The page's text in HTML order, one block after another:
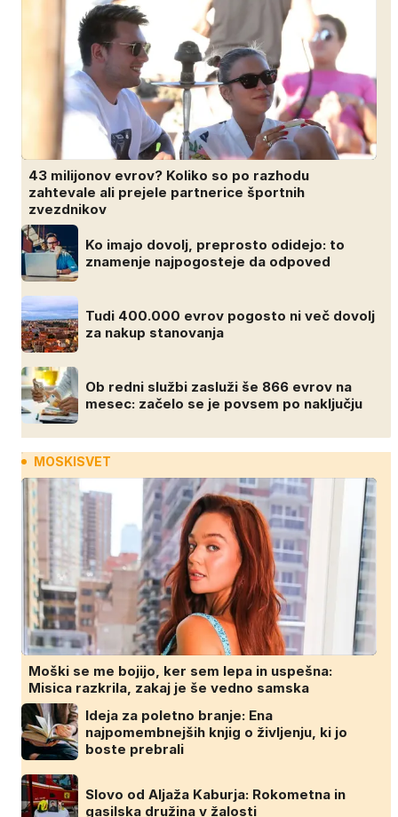
43 milijonov evrov? Koliko so po razhodu
zahtevale ali prejele partnerice športnih
zvezdnikov
Ko imajo dovolj, preprosto odidejo: to
znamenje najpogosteje da odpoved
Tudi 400.000 evrov pogosto ni več dovolj
za nakup stanovanja
Ob redni službi zasluži še 866 evrov na
mesec: začelo se je povsem po naključju
MOSKISVET
Moški se me bojijo, ker sem lepa in uspešna:
Misica razkrila, zakaj je še vedno samska
Ideja za poletno branje: Ena
najpomembnejših knjig o življenju, ki jo
boste prebrali
Slovo od Aljaža Kaburja: Rokometna in
gasilska družina v žalosti